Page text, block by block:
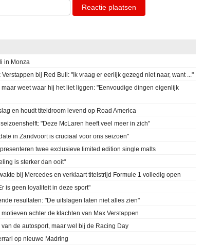
Reactie plaatsen
in Monza
bij Red Bull: "Ik vraag er eerlijk gezegd niet naar, want ..."
weet waar hij het liet liggen: "Eenvoudige dingen eigenlijk
en houdt titeldroom levend op Road America
"Deze McLaren heeft veel meer in zich"
in Zandvoort is cruciaal voor ons seizoen"
twee exclusieve limited edition single malts
is sterker dan ooit"
bij Mercedes en verklaart titelstrijd Formule 1 volledig open
is geen loyaliteit in deze sport"
resultaten: "De uitslagen laten niet alles zien"
achter de klachten van Max Verstappen
de autosport, maar wel bij de Racing Day
op nieuwe Madring